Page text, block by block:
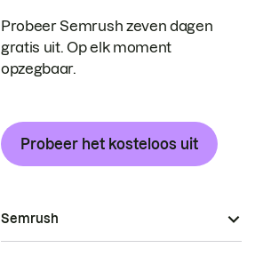
Probeer Semrush zeven dagen
gratis uit. Op elk moment
opzegbaar.
Probeer het kosteloos uit
Semrush